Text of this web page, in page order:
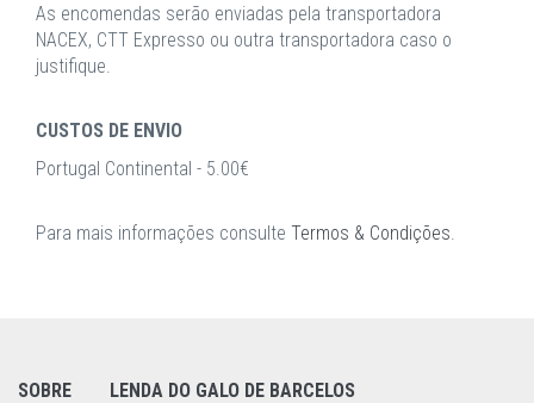
As encomendas serão enviadas pela transportadora
NACEX, CTT Expresso ou outra transportadora caso o
justifique.
CUSTOS DE ENVIO
Portugal Continental - 5.00€
Para mais informações consulte Termos & Condições.
SOBRE LENDA DO GALO DE BARCELOS